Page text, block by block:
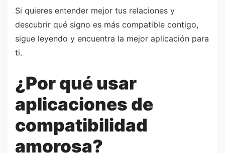
Si quieres entender mejor tus relaciones y
descubrir qué signo es más compatible contigo,
sigue leyendo y encuentra la mejor aplicación para
ti.
¿Por qué usar
aplicaciones de
compatibilidad
amorosa?